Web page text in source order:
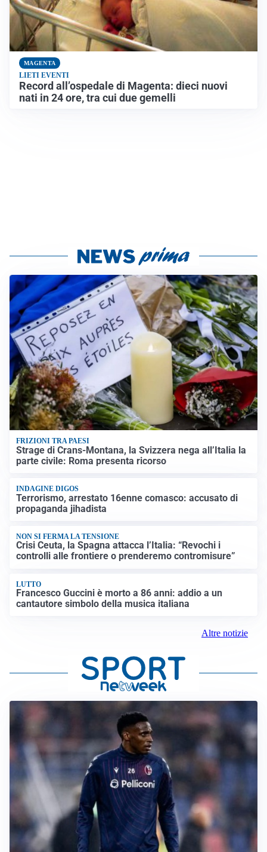
MAGENTA
LIETI EVENTI
Record all’ospedale di Magenta: dieci nuovi
nati in 24 ore, tra cui due gemelli
FRIZIONI TRA PAESI
Strage di Crans-Montana, la Svizzera nega all’Italia la
parte civile: Roma presenta ricorso
INDAGINE DIGOS
Terrorismo, arrestato 16enne comasco: accusato di
propaganda jihadista
NON SI FERMA LA TENSIONE
Crisi Ceuta, la Spagna attacca l’Italia: “Revochi i
controlli alle frontiere o prenderemo contromisure”
LUTTO
Francesco Guccini è morto a 86 anni: addio a un
cantautore simbolo della musica italiana
Altre notizie